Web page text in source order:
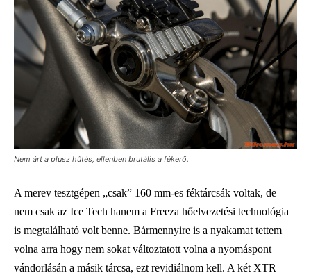
Nem árt a plusz hűtés, ellenben brutális a fékerő.
A merev tesztgépen „csak” 160 mm-es féktárcsák voltak, de
nem csak az Ice Tech hanem a Freeza hőelvezetési technológia
is megtalálható volt benne. Bármennyire is a nyakamat tettem
volna arra hogy nem sokat változtatott volna a nyomáspont
vándorlásán a másik tárcsa, ezt revidiálnom kell. A két XTR